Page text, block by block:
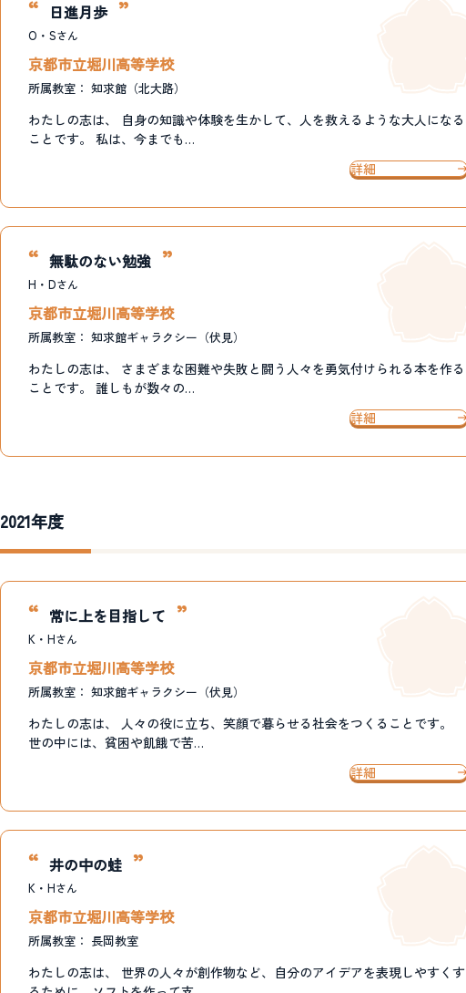
日進月歩
O・Sさん
京都市立堀川高等学校
所属教室： 知求館（北大路）
わたしの志は、 自身の知識や体験を生かして、人を救えるような大人になる
ことです。 私は、今までも…
詳細
無駄のない勉強
H・Dさん
京都市立堀川高等学校
所属教室： 知求館ギャラクシー（伏見）
わたしの志は、 さまざまな困難や失敗と闘う人々を勇気付けられる本を作る
ことです。 誰しもが数々の…
詳細
2021年度
常に上を目指して
K・Hさん
京都市立堀川高等学校
所属教室： 知求館ギャラクシー（伏見）
わたしの志は、 人々の役に立ち、笑顔で暮らせる社会をつくることです。
世の中には、貧困や飢餓で苦…
詳細
井の中の蛙
K・Hさん
京都市立堀川高等学校
所属教室： 長岡教室
わたしの志は、 世界の人々が創作物など、自分のアイデアを表現しやすくす